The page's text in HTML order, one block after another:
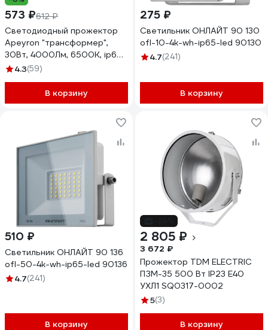
573 ₽612 ₽
Светодиодный прожектор
Apeyron "трансформер",
30Вт, 4000Лм, 6500К, ip65,
212x107x27мм, белый,
4.3(59)
В корзину
275 ₽
Светильник ОНЛАЙТ 90 130
ofl-10-4k-wh-ip65-led 90130
4.7(241)
В корзину
510 ₽
Светильник ОНЛАЙТ 90 136
ofl-50-4k-wh-ip65-led 90136
4.7(241)
В корзину
2 805 ₽
3 672 ₽
Прожектор TDM ELECTRIC
ПЗМ-35 500 Вт IP23 Е40
УХЛ1 SQ0317-0002
5(3)
В корзину